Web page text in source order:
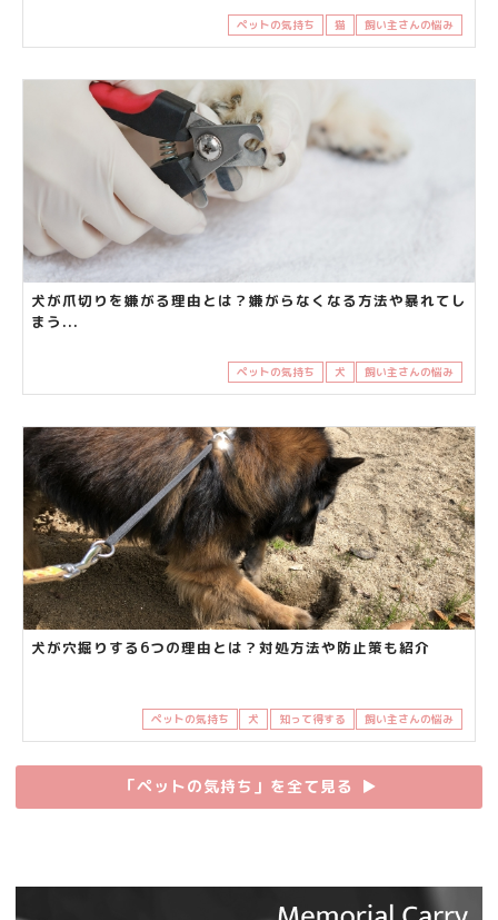
ペットの気持ち 猫 飼い主さんの悩み
犬が爪切りを嫌がる理由とは？嫌がらなくなる方法や暴れてし
まう...
ペットの気持ち 犬 飼い主さんの悩み
犬が穴掘りする6つの理由とは？対処方法や防止策も紹介
ペットの気持ち 犬 知って得する 飼い主さんの悩み
「ペットの気持ち」を全て見る ▶︎